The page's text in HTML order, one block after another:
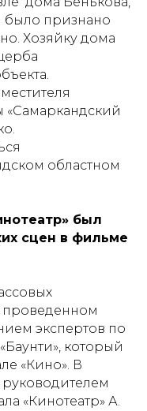
было признано
Хозяйку дома
«Самаркандский
областном
был
сцен в фильме
проведенном
экспертов по
который
«Кино». В
руководителем
«Кинотеатр» А.